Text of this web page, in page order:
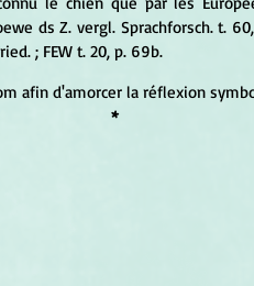
ds Z. vergl. Sprachforsch. t.
; FEW t. 20, p. 69b.
afin d'amorcer la réflexion
*